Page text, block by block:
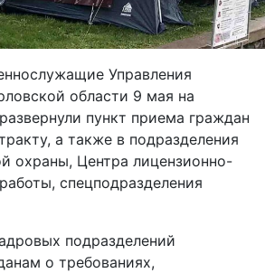
Управления
области 9 мая на
пункт приема граждан
а также в подразделения
охраны, Центра лицензионно-
спецподразделения
подразделений
о требованиях,